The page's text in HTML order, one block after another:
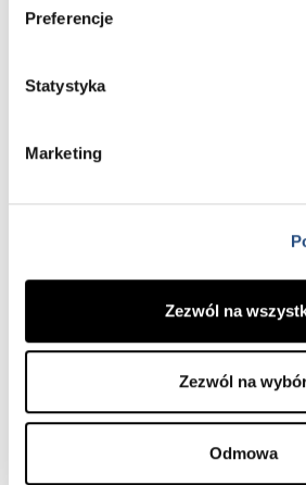
Preferencje
Statystyka
Marketing
Zezwól na
Zezwól na
Odmowa
bezustannie, aby aktywnie
Komfort i kontrola na
Innowacja i
spotykają się we wnętrzu
Edition i tworzą przestrzeń,